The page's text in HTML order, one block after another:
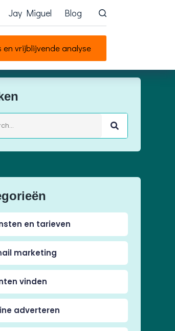
Jay Miguel Blog
en vrijblijvende analyse
en tarieven
marketing
vinden
adverteren